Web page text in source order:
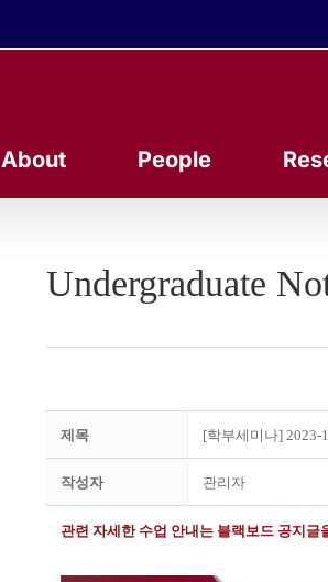
About People
Undergraduate
제목 [학부세미나] 2023-
작성자 관리자
관련 자세한 수업 안내는 블랙보드 공지글